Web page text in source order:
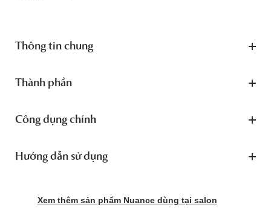
Thông tin chung
Thành phần
Công dụng chính
Hướng dẫn sử dụng
Xem thêm sản phẩm Nuance dùng tại salon